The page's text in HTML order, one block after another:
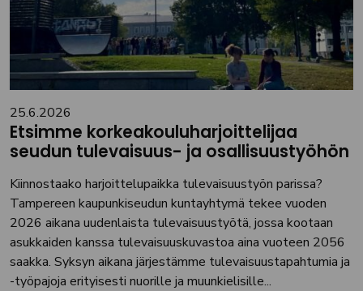
25.6.2026
Etsimme korkeakouluharjoittelijaa
seudun tulevaisuus- ja osallisuustyöhön
Kiinnostaako harjoittelupaikka tulevaisuustyön parissa?
Tampereen kaupunkiseudun kuntayhtymä tekee vuoden
2026 aikana uudenlaista tulevaisuustyötä, jossa kootaan
asukkaiden kanssa tulevaisuuskuvastoa aina vuoteen 2056
saakka. Syksyn aikana järjestämme tulevaisuustapahtumia ja
-työpajoja erityisesti nuorille ja muunkielisille...